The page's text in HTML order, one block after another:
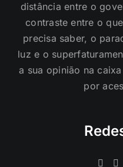
distância entre o
contraste entre o
precisa saber, o
luz e o
a sua opinião na
por